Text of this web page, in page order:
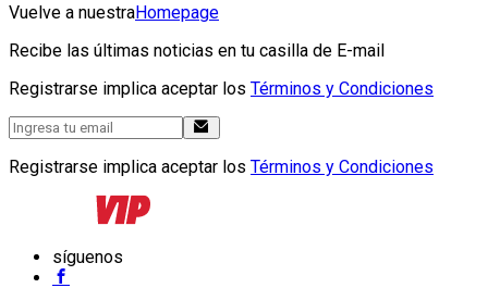
Vuelve a nuestraHomepage
Recibe las últimas noticias en tu casilla de E-mail
Registrarse implica aceptar los Términos y Condiciones
Registrarse implica aceptar los Términos y Condiciones
síguenos